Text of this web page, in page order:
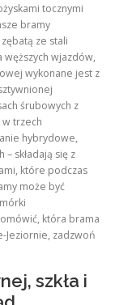
tocznymi
bramy
ze stali
wjazdów,
wykonane jest z
śrubowych z
trzech
hybrydowe,
– składają się z
które podczas
może być
która brama
Jeziornie, zadzwoń
szkła i